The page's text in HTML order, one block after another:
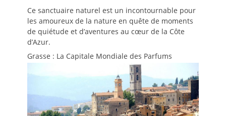
Ce sanctuaire naturel est un incontournable pour
les amoureux de la nature en quête de moments
de quiétude et d’aventures au cœur de la Côte
d’Azur.
Grasse : La Capitale Mondiale des Parfums